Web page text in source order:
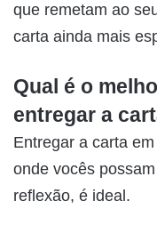
que remetam ao
carta ainda mais
Qual é o
entregar a
Entregar a carta
onde vocês
reflexão, é ideal.